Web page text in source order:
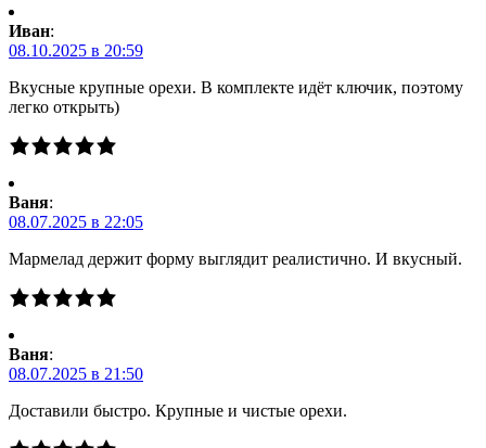
Иван:
08.10.2025 в 20:59
Вкусные крупные орехи. В комплекте идёт ключик, поэтому
легко открыть)
Ваня:
08.07.2025 в 22:05
Мармелад держит форму выглядит реалистично. И вкусный.
Ваня:
08.07.2025 в 21:50
Доставили быстро. Крупные и чистые орехи.